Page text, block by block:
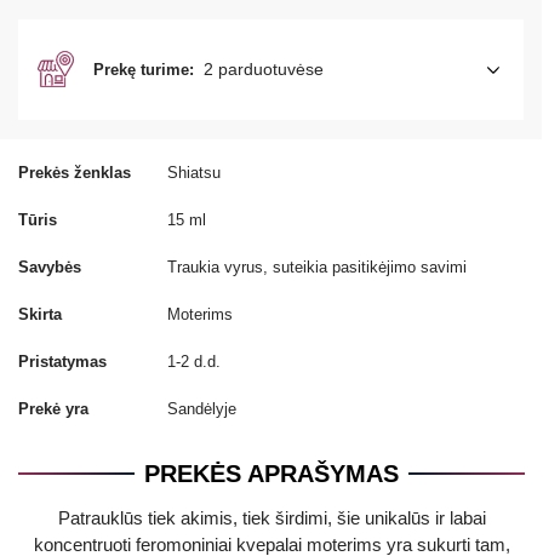
Prekės ženklas Shiatsu
Tūris 15 ml
Savybės Traukia vyrus, suteikia pasitikėjimo savimi
Skirta Moterims
Pristatymas 1-2 d.d.
Prekė yra Sandėlyje
Prekę turime: 2 parduotuvėse
PREKĖS APRAŠYMAS
Patrauklūs tiek akimis, tiek širdimi, šie unikalūs ir labai
koncentruoti feromoniniai kvepalai moterims yra sukurti tam,